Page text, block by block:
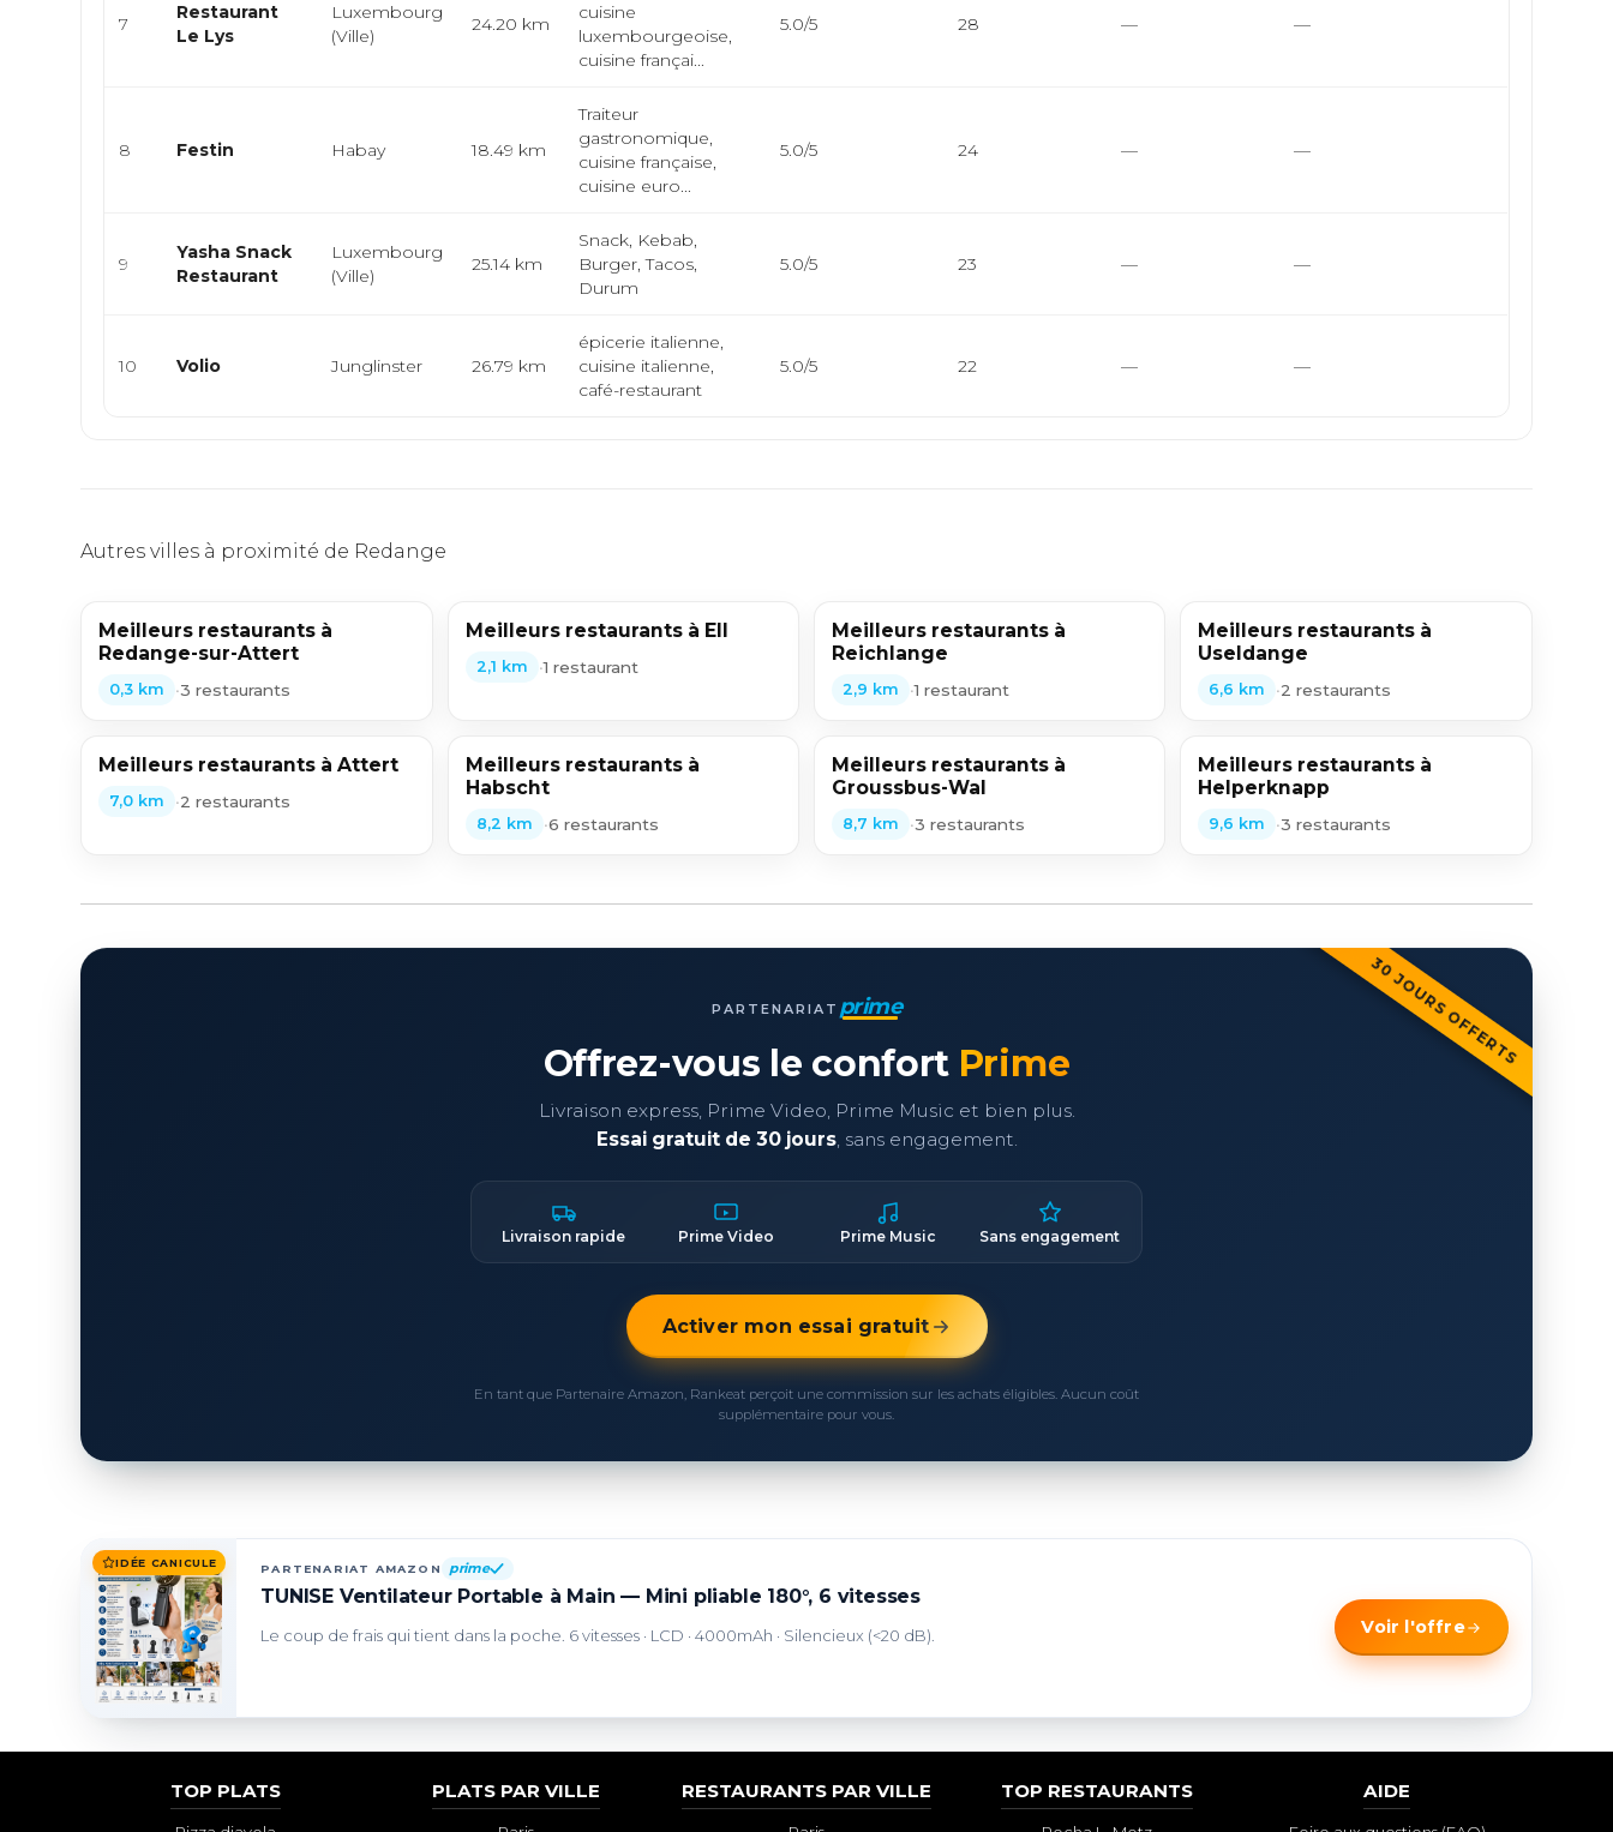
7
Restaurant
Le Lys
Luxembourg
(Ville)
24.20 km
cuisine
luxembourgeoise,
cuisine françai...
5.0/5 28 — —
8 Festin Habay 18.49 km
Traiteur
gastronomique,
cuisine française,
cuisine euro...
5.0/5 24 — —
9
Yasha Snack
Restaurant
Luxembourg
(Ville)
25.14 km
Snack, Kebab,
Burger, Tacos,
Durum
5.0/5 23 — —
10 Volio Junglinster 26.79 km
épicerie italienne,
cuisine italienne,
café-restaurant
5.0/5 22 — —
Autres villes à proximité de Redange
Meilleurs restaurants à
Redange-sur-Attert
0,3 km •3 restaurants
Meilleurs restaurants à Ell
2,1 km •1 restaurant
Meilleurs restaurants à
Reichlange
2,9 km •1 restaurant
Meilleurs restaurants à
Useldange
6,6 km •2 restaurants
Meilleurs restaurants à Attert
7,0 km •2 restaurants
Meilleurs restaurants à
Habscht
8,2 km •6 restaurants
Meilleurs restaurants à
Groussbus-Wal
8,7 km •3 restaurants
Meilleurs restaurants à
Helperknapp
9,6 km •3 restaurants
30 JOURS OFFERTS
PARTENARIAT prime
Offrez-vous le confort Prime
Livraison express, Prime Video, Prime Music et bien plus.
Essai gratuit de 30 jours, sans engagement.
Livraison rapide Prime Video Prime Music Sans engagement
Activer mon essai gratuit
En tant que Partenaire Amazon, Rankeat perçoit une commission sur les achats éligibles. Aucun coût
supplémentaire pour vous.
IDÉE CANICULE PARTENARIAT AMAZON prime
TUNISE Ventilateur Portable à Main — Mini pliable 180°, 6 vitesses
Le coup de frais qui tient dans la poche. 6 vitesses · LCD · 4000mAh · Silencieux (<20 dB). Voir l'offre
TOP PLATS PLATS PAR VILLE RESTAURANTS PAR VILLE TOP RESTAURANTS AIDE